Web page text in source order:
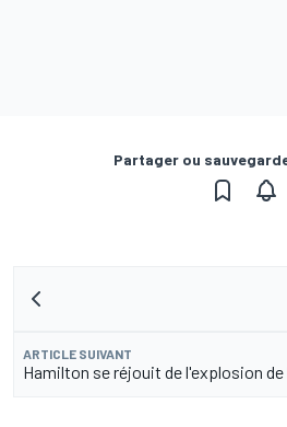
Partager ou
ARTICLE SUIVANT
Hamilton se réjouit de l'explosion